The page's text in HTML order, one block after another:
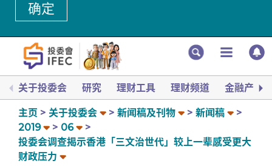
确定
关于投委会 研究 理财工具 理财频道 金融产品
主页 关于投委会 新闻稿及刊物
新闻稿
2019
06
投委会调查揭示香港「三文治世代」较上一辈感受更大
财政压力